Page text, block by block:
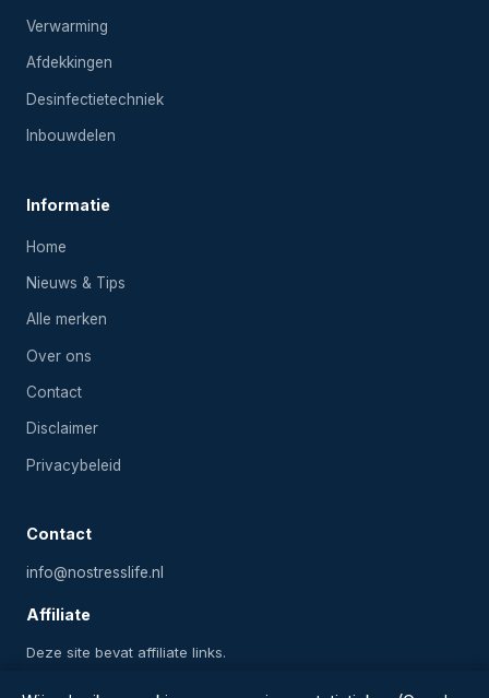
Verwarming
Afdekkingen
Desinfectietechniek
Inbouwdelen
Informatie
Home
Nieuws & Tips
Alle merken
Over ons
Contact
Disclaimer
Privacybeleid
Contact
info@nostresslife.nl
Affiliate
Deze site bevat affiliate links.